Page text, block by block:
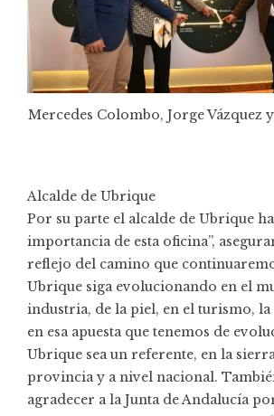
Mercedes Colombo, Jorge Vázquez
Alcalde de Ubrique
Por su parte el alcalde de Ubrique
importancia de esta oficina”,
reflejo del camino que
Ubrique siga evolucionando en el
industria, de la piel, en el turismo,
en esa apuesta que tenemos de
Ubrique sea un referente, en la
provincia y a nivel nacional.
agradecer a la Junta de Andalucía